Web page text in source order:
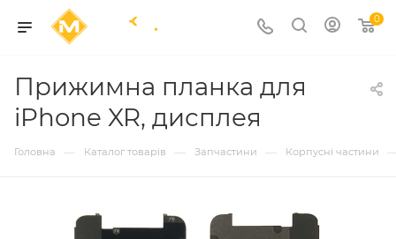
0
Прижимна планка для
iPhone XR, дисплея
Головна — Каталог товарів — Запчастини — Корпусні частини